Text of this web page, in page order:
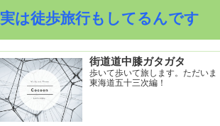
実は徒歩旅行もしてるんです
街道道中膝ガタガタ
歩いて歩いて旅します。ただいま
東海道五十三次編！